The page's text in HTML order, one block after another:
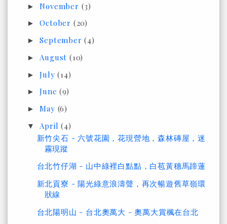
►November (3)
►October (20)
►September(4)
► August(10)
►July(14)
►June(9)
►May (6)
▼ April(4)
新竹尖石 - 六號花園，花現營地，森林磚屋，迷
霧現蹤
台北竹仔湖 - 山中綠裡白點點，白苞黃穗馬蹄蓮
新北貢寮 - 陽光綠意浪濤聲，再次暢遊舊草嶺環
狀線
台北陽明山 - 台北奧萬大 - 奧萬大賞楓在台北